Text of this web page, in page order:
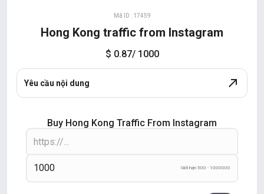
Mã ID : 17459
Hong Kong traffic from Instagram
$ 0.87/ 1000
Yêu cầu nội dung
Buy Hong Kong Traffic From Instagram
Giới hạn 500 - 1000000